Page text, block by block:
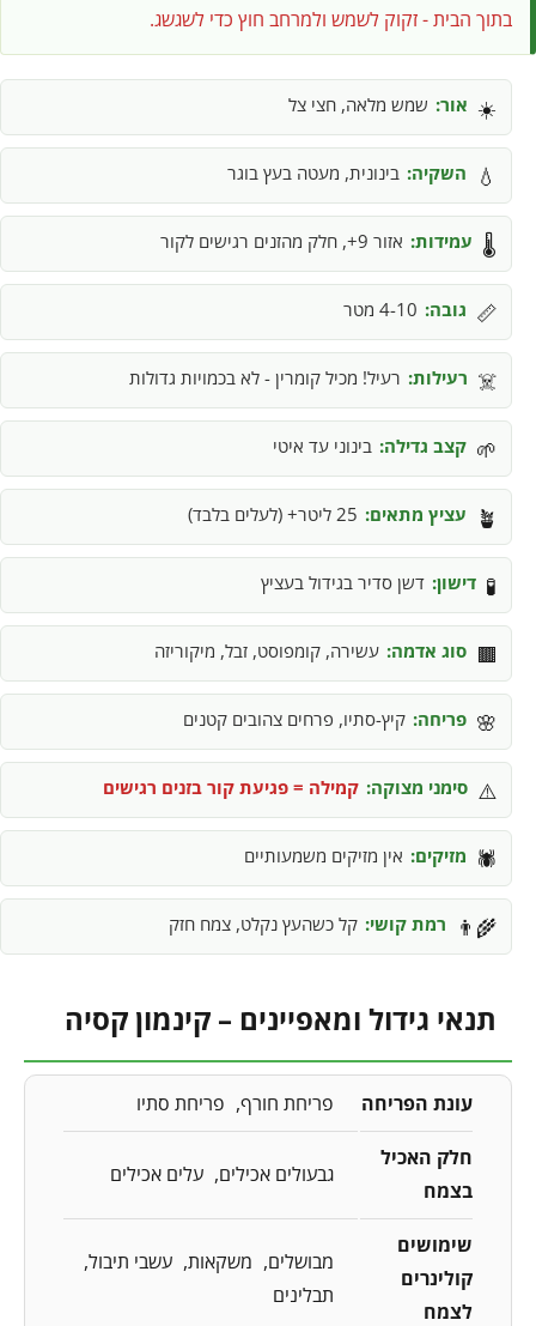
בתוך הבית - זקוק לשמש ולמרחב חוץ כדי לשגשג.
☀️ אור: שמש מלאה, חצי צל
💧 השקיה: בינונית, מעטה בעץ בוגר
🌡️ עמידות: אזור 9+, חלק מהזנים רגישים לקור
📏 גובה: 4-10 מטר
☠️ רעילות: רעיל! מכיל קומרין - לא בכמויות גדולות
🌱 קצב גדילה: בינוני עד איטי
🪴 עציץ מתאים: 25 ליטר+ (לעלים בלבד)
🧪 דישון: דשן סדיר בגידול בעציץ
🟫 סוג אדמה: עשירה, קומפוסט, זבל, מיקוריזה
🌸 פריחה: קיץ-סתיו, פרחים צהובים קטנים
⚠️ סימני מצוקה: קמילה = פגיעת קור בזנים רגישים
🕷️ מזיקים: אין מזיקים משמעותיים
👨‍🌾 רמת קושי: קל כשהעץ נקלט, צמח חזק
תנאי גידול ומאפיינים – קינמון קסיה
עונת הפריחה פריחת חורף פריחת סתיו
חלק האכיל
בצמח
גבעולים אכילים עלים אכילים
שימושים
קולינרים
לצמח
מבושלים משקאות עשבי תיבול
תבלינים